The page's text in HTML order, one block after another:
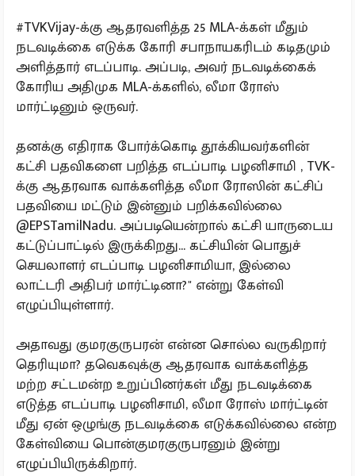
#TVKVijay-க்கு ஆதரவளித்த 25 MLA-க்கள் மீதும்
நடவடிக்கை எடுக்க கோரி சபாநாயகரிடம் கடிதமும்
அளித்தார் எடப்பாடி. அப்படி, அவர் நடவடிக்கைக்
கோரிய அதிமுக MLA-க்களில், லீமா ரோஸ்
மார்ட்டினும் ஒருவர்.
தனக்கு எதிராக போர்க்கொடி தூக்கியவர்களின்
கட்சி பதவிகளை பறித்த எடப்பாடி பழனிசாமி , TVK-
க்கு ஆதரவாக வாக்களித்த லீமா ரோஸின் கட்சிப்
பதவியை மட்டும் இன்னும் பறிக்கவில்லை
@EPSTamilNadu. அப்படியென்றால் கட்சி யாருடைய
கட்டுப்பாட்டில் இருக்கிறது... கட்சியின் பொதுச்
செயலாளர் எடப்பாடி பழனிசாமியா, இல்லை
லாட்டரி அதிபர் மார்ட்டினா?" என்று கேள்வி
எழுப்பியுள்ளார்.
அதாவது குமரகுருபரன் என்ன சொல்ல வருகிறார்
தெரியுமா? தவெகவுக்கு ஆதரவாக வாக்களித்த
மற்ற சட்டமன்ற உறுப்பினர்கள் மீது நடவடிக்கை
எடுத்த எடப்பாடி பழனிசாமி, லீமா ரோஸ் மார்ட்டின்
மீது ஏன் ஒழுங்கு நடவடிக்கை எடுக்கவில்லை என்ற
கேள்வியை பொன்குமரகுருபரனும் இன்று
எழுப்பியிருக்கிறார்.